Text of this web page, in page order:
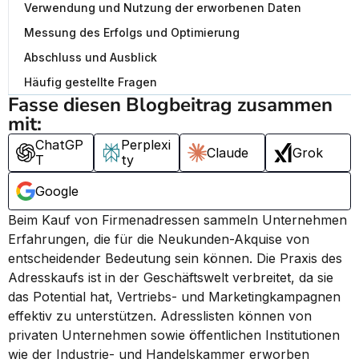
Verwendung und Nutzung der erworbenen Daten
Messung des Erfolgs und Optimierung
Abschluss und Ausblick
Häufig gestellte Fragen
Fasse diesen Blogbeitrag zusammen
mit:
ChatGP
T
Perplexi
ty
Claude Grok
Google
Beim Kauf von Firmenadressen sammeln Unternehmen
Erfahrungen, die für die Neukunden-Akquise von
entscheidender Bedeutung sein können. Die Praxis des
Adresskaufs ist in der Geschäftswelt verbreitet, da sie
das Potential hat, Vertriebs- und Marketingkampagnen
effektiv zu unterstützen. Adresslisten können von
privaten Unternehmen sowie öffentlichen Institutionen
wie der Industrie- und Handelskammer erworben